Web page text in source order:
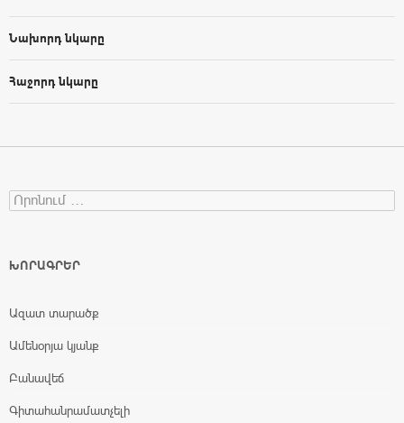
Նախորդ նկարը
Հաջորդ նկարը
Search for:
ԽՈՐԱԳՐԵՐ
Ազատ տարածք
Ամենօրյա կյանք
Բանավեճ
Գիտահանրամատչելի